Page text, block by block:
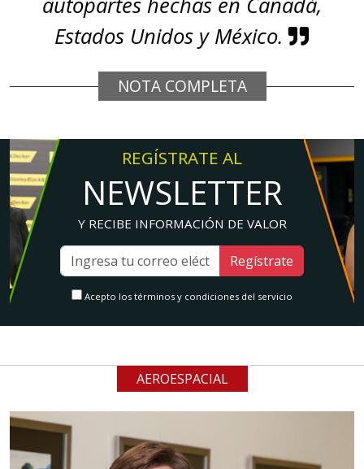
Estados Unidos y México.
NOTA COMPLETA
REGÍSTRATE AL
NEWSLETTER
Y RECIBE INFORMACIÓN DE VALOR
Regístrate
Acepto los términos y condiciones del servicio
AEROESPACIAL